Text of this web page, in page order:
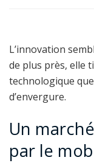
L’innovation
de plus près, elle
technologique
d’envergure.
Un
par le